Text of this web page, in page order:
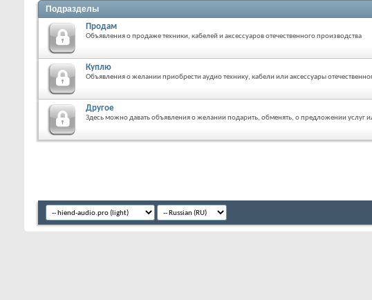
Подразделы
Продам
Объявления о продаже техники, кабелей и аксессуаров отечественного производства
Куплю
Объявления о желании приобрести аудио технику, кабели или аксессуары
Другое
Здесь можно давать объявления о желании подарить, обменять, о предложении услуг